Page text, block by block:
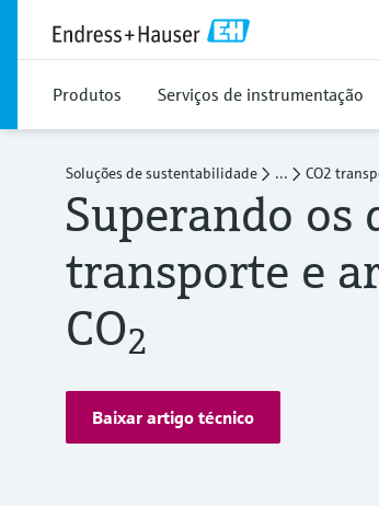
Produtos Serviços de instrumentação
Soluções de sustentabilidade ... CO2
Superando os
transporte e
CO2
Baixar artigo técnico